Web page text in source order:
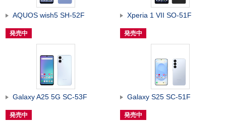
AQUOS wish5 SH-52F
発売中
Xperia 1 VII SO-51F
発売中
Galaxy A25 5G SC-53F
発売中
Galaxy S25 SC-51F
発売中